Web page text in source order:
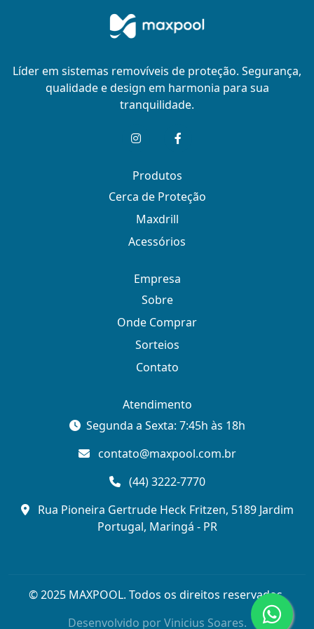
Líder em sistemas removíveis de proteção. Segurança,
qualidade e design em harmonia para sua
tranquilidade.
Produtos
Cerca de Proteção
Maxdrill
Acessórios
Empresa
Sobre
Onde Comprar
Sorteios
Contato
Atendimento
Segunda a Sexta: 7:45h às 18h
contato@maxpool.com.br
(44) 3222-7770
Rua Pioneira Gertrude Heck Fritzen, 5189 Jardim
Portugal, Maringá - PR
© 2025 MAXPOOL. Todos os direitos reservados.
Desenvolvido porVinicius Soares.